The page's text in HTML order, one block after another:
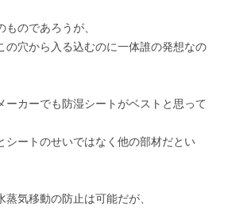
のであろうが、
の穴から入る込むのに一体誰の発想なの
ーカーでも防湿シートがベストと思って
シートのせいではなく他の部材だとい
気移動の防止は可能だが、